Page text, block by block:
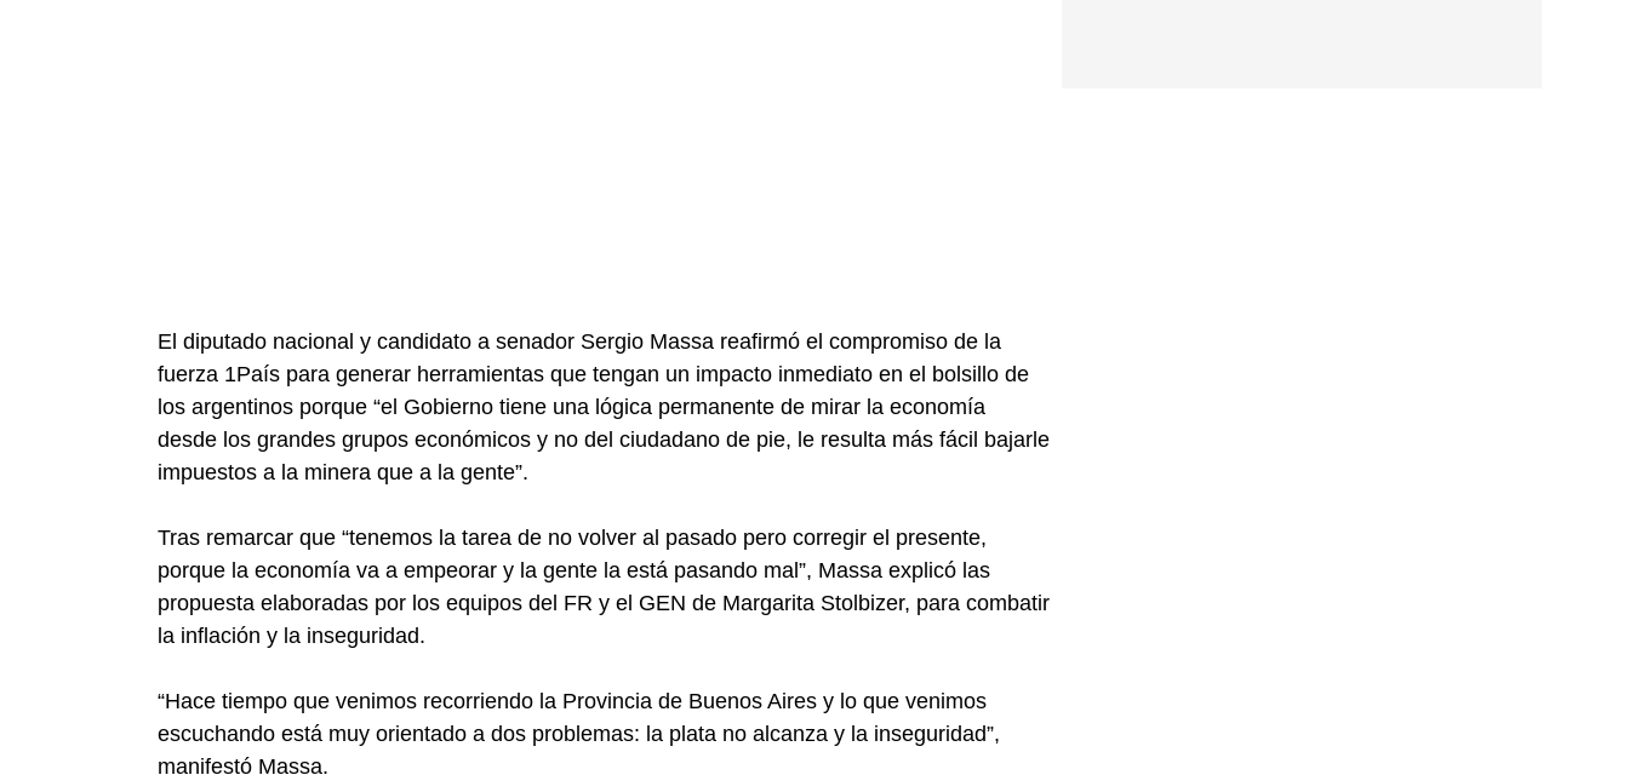
El diputado nacional y candidato a senador Sergio Massa reafirmó el compromiso de la
fuerza 1País para generar herramientas que tengan un impacto inmediato en el bolsillo de
los argentinos porque “el Gobierno tiene una lógica permanente de mirar la economía
desde los grandes grupos económicos y no del ciudadano de pie, le resulta más fácil bajarle
impuestos a la minera que a la gente”.
Tras remarcar que “tenemos la tarea de no volver al pasado pero corregir el presente,
porque la economía va a empeorar y la gente la está pasando mal”, Massa explicó las
propuesta elaboradas por los equipos del FR y el GEN de Margarita Stolbizer, para combatir
la inflación y la inseguridad.
“Hace tiempo que venimos recorriendo la Provincia de Buenos Aires y lo que venimos
escuchando está muy orientado a dos problemas: la plata no alcanza y la inseguridad”,
manifestó Massa.